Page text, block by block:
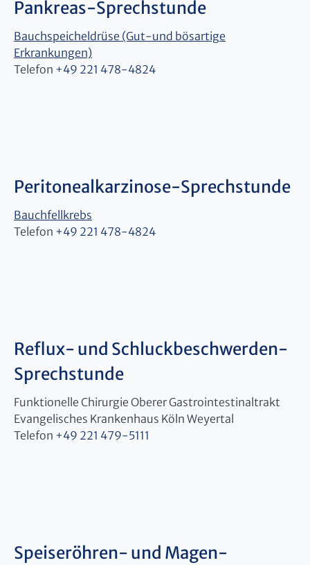
Pankreas-Sprechstunde
Bauchspeicheldrüse (Gut-und bösartige
Erkrankungen)
Telefon +49 221 478-4824
Peritonealkarzinose-Sprechstunde
Bauchfellkrebs
Telefon +49 221 478-4824
Reflux- und Schluckbeschwerden-
Sprechstunde
Funktionelle Chirurgie Oberer Gastrointestinaltrakt
Evangelisches Krankenhaus Köln Weyertal
Telefon +49 221 479-5111
Speiseröhren- und Magen-